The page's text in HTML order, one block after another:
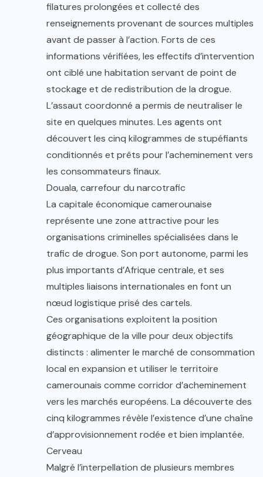
filatures prolongées et collecté des
renseignements provenant de sources multiples
avant de passer à l’action. Forts de ces
informations vérifiées, les effectifs d’intervention
ont ciblé une habitation servant de point de
stockage et de redistribution de la drogue.
L’assaut coordonné a permis de neutraliser le
site en quelques minutes. Les agents ont
découvert les cinq kilogrammes de stupéfiants
conditionnés et prêts pour l’acheminement vers
les consommateurs finaux.
Douala, carrefour du narcotrafic
La capitale économique camerounaise
représente une zone attractive pour les
organisations criminelles spécialisées dans le
trafic de drogue. Son port autonome, parmi les
plus importants d’Afrique centrale, et ses
multiples liaisons internationales en font un
nœud logistique prisé des cartels.
Ces organisations exploitent la position
géographique de la ville pour deux objectifs
distincts : alimenter le marché de consommation
local en expansion et utiliser le territoire
camerounais comme corridor d’acheminement
vers les marchés européens. La découverte des
cinq kilogrammes révèle l’existence d’une chaîne
d’approvisionnement rodée et bien implantée.
Cerveau
Malgré l’interpellation de plusieurs membres